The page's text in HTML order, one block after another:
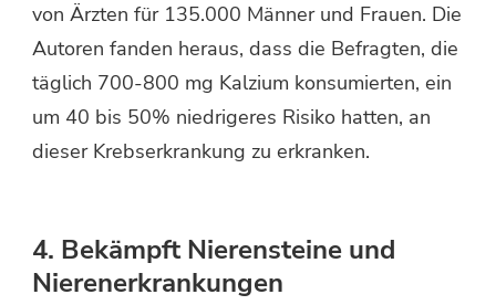
von Ärzten für 135.000 Männer und Frauen. Die
Autoren fanden heraus, dass die Befragten, die
täglich 700-800 mg Kalzium konsumierten, ein
um 40 bis 50% niedrigeres Risiko hatten, an
dieser Krebserkrankung zu erkranken.
4. Bekämpft Nierensteine ​​und
Nierenerkrankungen